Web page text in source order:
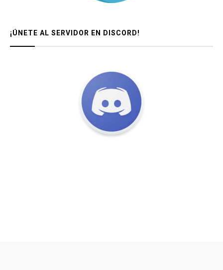
¡ÚNETE AL SERVIDOR EN DISCORD!